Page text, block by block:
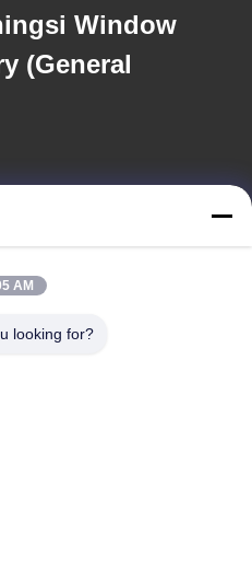
Window
(General
AM
looking for?